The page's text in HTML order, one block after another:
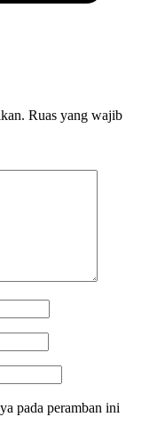
Ruas yang wajib
pada peramban ini